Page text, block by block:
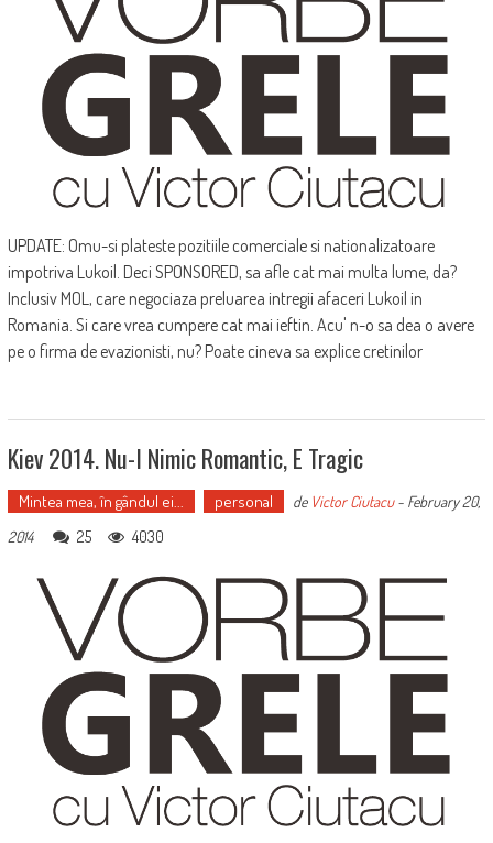
UPDATE: Omu-si plateste pozitiile comerciale si nationalizatoare
impotriva Lukoil. Deci SPONSORED, sa afle cat mai multa lume, da?
Inclusiv MOL, care negociaza preluarea intregii afaceri Lukoil in
Romania. Si care vrea cumpere cat mai ieftin. Acu' n-o sa dea o avere
pe o firma de evazionisti, nu? Poate cineva sa explice cretinilor
Kiev 2014. Nu-I Nimic Romantic, E Tragic
Mintea mea, în gândul ei... personal de Victor Ciutacu- February 20,
2014
25 4030